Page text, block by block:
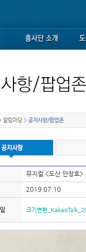
알림마당 > 공지사항/팝업존
뮤지컬 <도산 안창호>
2019.07.10
크기변환